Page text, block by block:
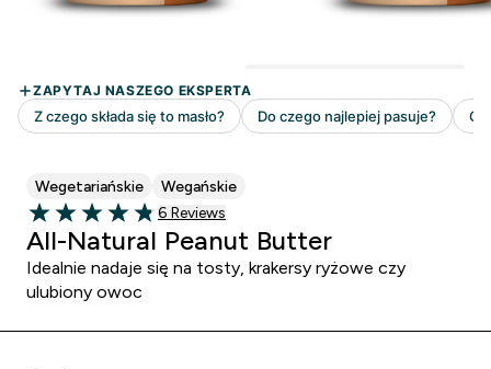
Wegetariańskie Wegańskie
4.83 out of 5 stars
6 customer reviews
6 Reviews
All-Natural Peanut Butter
Idealnie nadaje się na tosty, krakersy ryżowe czy
ulubiony owoc